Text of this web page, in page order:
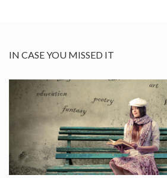
IN CASE YOU MISSED IT